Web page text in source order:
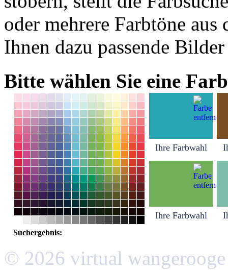
oder mehrere Farbtöne
Ihnen dazu passende
Bitte wählen Sie eine
Ihre Farbwahl
Ihre Farbwahl
Suchergebnis:
© 2026 virtual wangerooge